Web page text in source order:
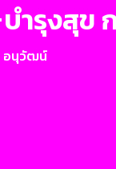
รุงสุข
อนุวัฒน์